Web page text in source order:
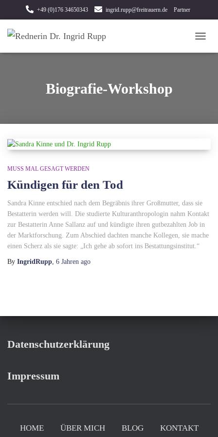
+49 (0)176 34650343 ingrid.rupp@freitrauern.de Partner
Biografie-Workshop
MUSS MAL GESAGT WERDEN
Kündigen für den Tod
Sandra Kinne entschied nach dem Begräbnis ihrer Großmutter, dass sie
Bestatterin werden will. Die studierte Kulturanthropologin nahm Kontakt
zur Bestatterin Anne Sallanz auf und kündigte ihren gutbezahlten Job in
der Marktforschung. Zum Abschied dachten manche Kollegen, sie mache
einen Scherz als sie sagte: „Ich gehe ab sofort ins Bestattungsinstitut.“
By IngridRupp 6 Jahren ago
Datenschutzerklärung
Impressum
HOME ÜBER MICH BLOG KONTAKT